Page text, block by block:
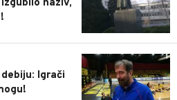
naziv,
1
Igrači